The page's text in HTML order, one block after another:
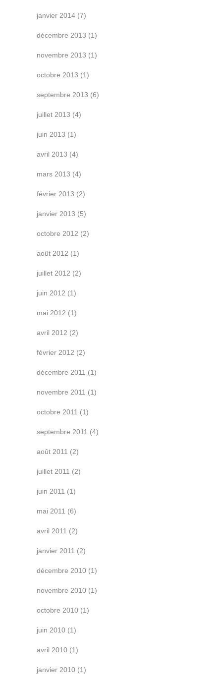
janvier 2014 (7)
décembre 2013 (1)
novembre 2013 (1)
octobre 2013 (1)
septembre 2013 (6)
juillet 2013 (4)
juin 2013 (1)
avril 2013 (4)
mars 2013 (4)
février 2013 (2)
janvier 2013 (5)
octobre 2012 (2)
août 2012 (1)
juillet 2012 (2)
juin 2012 (1)
mai 2012 (1)
avril 2012 (2)
février 2012 (2)
décembre 2011 (1)
novembre 2011 (1)
octobre 2011 (1)
septembre 2011 (4)
août 2011 (2)
juillet 2011 (2)
juin 2011 (1)
mai 2011 (6)
avril 2011 (2)
janvier 2011 (2)
décembre 2010 (1)
novembre 2010 (1)
octobre 2010 (1)
juin 2010 (1)
avril 2010 (1)
janvier 2010 (1)